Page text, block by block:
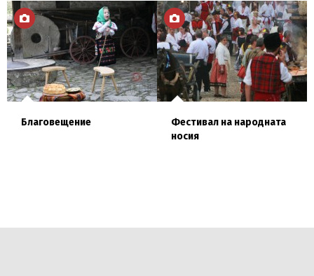
разгледай разгледай
Благовещение
Фестивал на народната
носия